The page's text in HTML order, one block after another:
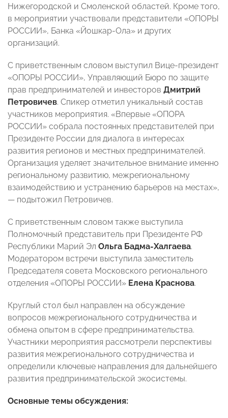
Нижегородской и Смоленской областей. Кроме того,
в мероприятии участвовали представители «ОПОРЫ
РОССИИ», Банка «Йошкар-Ола» и других
организаций.
С приветственным словом выступил Вице-президент
«ОПОРЫ РОССИИ», Управляющий Бюро по защите
прав предпринимателей и инвесторов Дмитрий
Петровичев. Спикер отметил уникальный состав
участников мероприятия. «Впервые «ОПОРА
РОССИИ» собрала постоянных представителей при
Президенте России для диалога в интересах
развития регионов и местных предпринимателей.
Организация уделяет значительное внимание именно
региональному развитию, межрегиональному
взаимодействию и устранению барьеров на местах»,
— подытожил Петровичев.
С приветственным словом также выступила
Полномочный представитель при Президенте РФ
Республики Марий Эл Ольга Бадма-Халгаева.
Модератором встречи выступила заместитель
Председателя совета Московского регионального
отделения «ОПОРЫ РОССИИ» Елена Краснова.
Круглый стол был направлен на обсуждение
вопросов межрегионального сотрудничества и
обмена опытом в сфере предпринимательства.
Участники мероприятия рассмотрели перспективы
развития межрегионального сотрудничества и
определили ключевые направления для дальнейшего
развития предпринимательской экосистемы.
Основные темы обсуждения: